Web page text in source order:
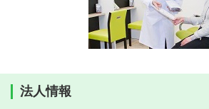
法人情報